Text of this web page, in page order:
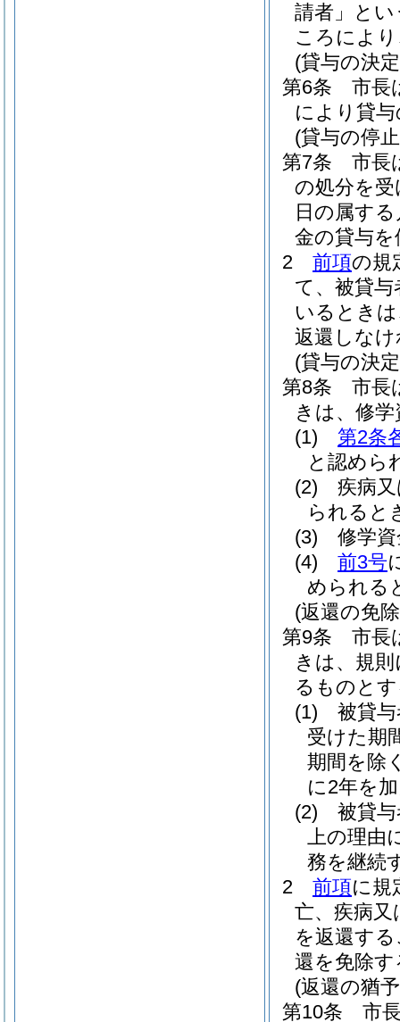
請者」とい
ころによ
(貸与の決
第6条
市長
により貸
(貸与の停
第7条
市長
の処分を
日の属す
金の貸与
2
前項の規
て、被貸
いるとき
返還しな
(貸与の決
第8条
市長
きは、修
(1)
第2条
と認めら
(2)
疾病
られると
(3)
修学
(4)
前3号
められる
(返還の免
第9条
市長
きは、規
るものと
(1)
被貸
受けた期
期間を除
に2年を
(2)
被貸
上の理由
務を継続
2
前項に規
亡、疾病
を返還す
還を免除
(返還の猶
第10条
市